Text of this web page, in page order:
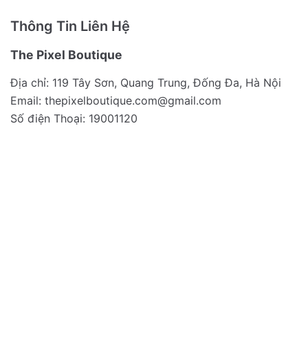
Thông Tin Liên Hệ
The Pixel Boutique
Địa chỉ: 119 Tây Sơn, Quang Trung, Đống Đa, Hà Nội
Email: thepixelboutique.com@gmail.com
Số điện Thoại: 19001120